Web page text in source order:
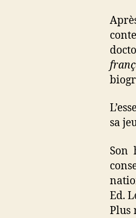
sa
Son
Ed.
Plus